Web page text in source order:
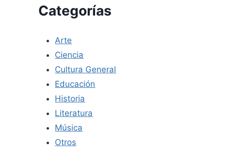
Categorías
Arte
Ciencia
Cultura General
Educación
Historia
Literatura
Música
Otros